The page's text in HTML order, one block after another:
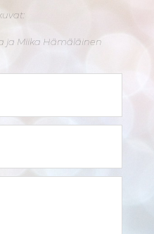
ja Miika Hämäläinen